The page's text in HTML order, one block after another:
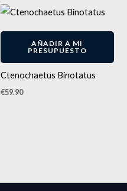
AÑADIR A MI
PRESUPUESTO
Ctenochaetus Binotatus
€59.90